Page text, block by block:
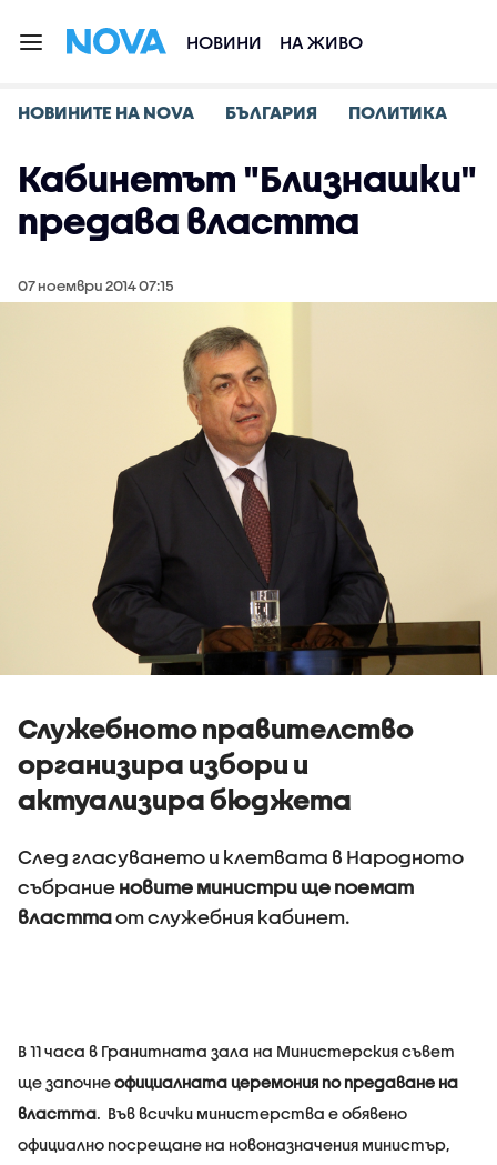
НОВИНИ НА ЖИВО
НОВИНИТЕ НА NOVA БЪЛГАРИЯ ПОЛИТИКА
Кабинетът "Близнашки"
предава властта
07 ноември 2014 07:15
Служебното правителство
организира избори и
актуализира бюджета
След гласуването и клетвата в Народното
събрание новите министри ще поемат
власттаот служебния кабинет.
В 11 часа в Гранитната зала на Министерския съвет
ще започнеофициалната церемония по предаване на
властта. Във всички министерства е обявено
официално посрещане на новоназначения министър,